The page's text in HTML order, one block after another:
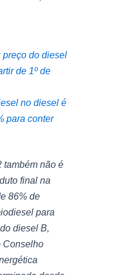
preço do diesel
de 1º de
no diesel é
para conter
também não é
final na
86% de
para
diesel B,
Conselho